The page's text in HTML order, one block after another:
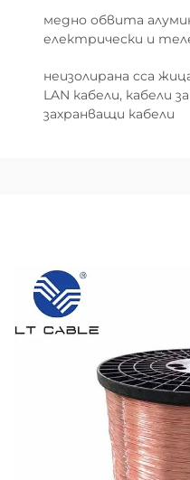
свързани с
при жица
Формиране на
При въздействие на
алуминият
Al2O3 с около 2
процес не бъде
оксид увеличава
контактите с до
Това води до
контактите и
нагряването,
медно обвита
електрически и
неизолирана cca
LAN кабели, кабели
захранващи кабели